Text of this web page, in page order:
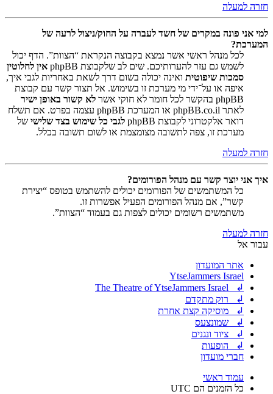
חזרה למעלה
למי אני פונה במקרים של חשד לעברה על החוק/ניצול לרעה של
המערכת?
לכל מנהל ראשי אשר נמצא בקבוצה הנקראת “הצוות”. הדף יכול
לשמש גם עזר להערותיכם. שים לב שלקבוצת phpBB
אין לחלוטין
סמכות שיפוטית ואינה יכולה בשום דרך לשאת באחריות לגבי איך,
איפה או על־ידי מי מערכת זו בשימוש. אל תצור קשר עם קבוצת
phpBB בהקשר לכל חומר לא חוקי אשר
לא קשור באופן ישיר
לאתר phpBB.co.il או המערכת phpBB עצמה בפרט. אם תשלח
דואר אלקטרוני לקבוצת phpBB
לגבי כל שימוש בצד שלישי של
מערכת זו, צפה לתשובה מצומצמת או לשום תשובה בכלל.
חזרה למעלה
איך אני יוצר קשר עם מנהל הפורומים?
כל המשתמשים של הפורומים יכולים להשתמש בטופס “יצירת
קשר”, אם מנהל הפורומים הפעיל אפשרות זו.
משתמשים רשומים יכולים לצפות גם בעמוד “הצוות”.
חזרה למעלה
עבור אל
אתר המועדון
YtseJammers Israel
↲ The Theatre of YtseJammers Israel
↲ רוק מתקדם
↲ מוסיקה קצת אחרת
↲ שמונצעס
↲ ציוד ונגנים
↲ הופעות
חברי מועדון
עמוד ראשי
כל הזמנים הם UTC